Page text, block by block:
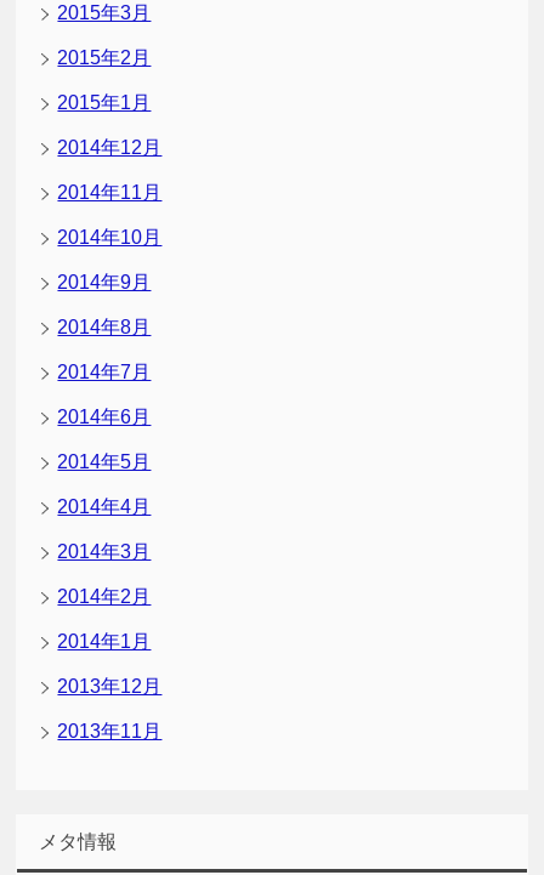
2015年3月
2015年2月
2015年1月
2014年12月
2014年11月
2014年10月
2014年9月
2014年8月
2014年7月
2014年6月
2014年5月
2014年4月
2014年3月
2014年2月
2014年1月
2013年12月
2013年11月
メタ情報